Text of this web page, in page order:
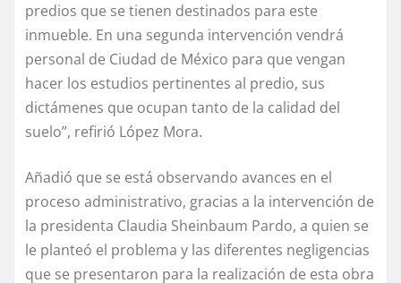
predios que se tienen destinados para este
inmueble. En una segunda intervención vendrá
personal de Ciudad de México para que vengan
hacer los estudios pertinentes al predio, sus
dictámenes que ocupan tanto de la calidad del
suelo”, refirió López Mora.
Añadió que se está observando avances en el
proceso administrativo, gracias a la intervención de
la presidenta Claudia Sheinbaum Pardo, a quien se
le planteó el problema y las diferentes negligencias
que se presentaron para la realización de esta obra